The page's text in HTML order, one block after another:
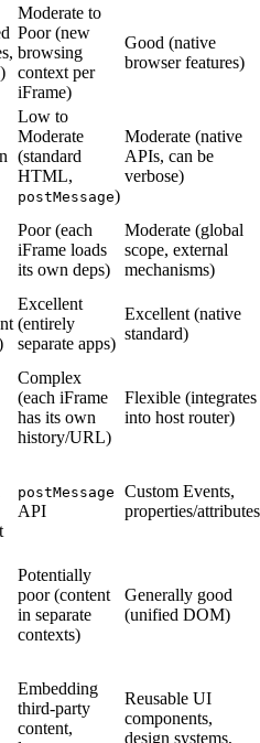
Moderate to
Poor (new
browsing
context per
iFrame)
Good (native
browser features)
Low to
Moderate
(standard
HTML,
postMessage)
Moderate (native
APIs, can be
verbose)
Poor (each
iFrame loads
its own deps)
Moderate (global
scope, external
mechanisms)
Excellent
(entirely
separate apps)
Excellent (native
standard)
Complex
(each iFrame
has its own
history/URL)
Flexible (integrates
into host router)
postMessage
API
Custom Events,
properties/attributes
Potentially
poor (content
in separate
contexts)
Generally good
(unified DOM)
Embedding
third-party
content,
Reusable UI
components,
design systems,